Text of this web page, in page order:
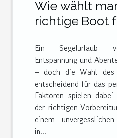
Wie wählt
richtige Boot
Segelurlaub?
Ein Segelurlaub
Entspannung und
– doch die Wahl
entscheidend für das
Faktoren spielen
der richtigen
einem
in...